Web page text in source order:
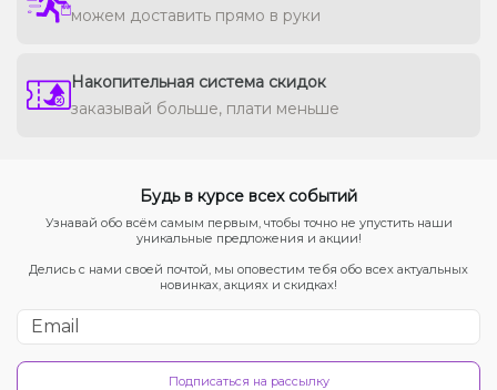
можем доставить прямо в руки
Накопительная система скидок
заказывай больше, плати меньше
Будь в курсе всех событий
Узнавай обо всём самым первым, чтобы точно не упустить наши
уникальные предложения и акции!
Делись с нами своей почтой, мы оповестим тебя обо всех актуальных
новинках, акциях и скидках!
Подписаться на рассылку